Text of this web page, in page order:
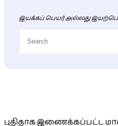
இயக்கப் பெயர் அல்லது
புதிதாக இணைக்கப்பட்ட